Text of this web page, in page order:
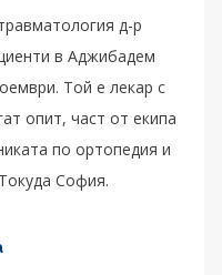
д-р
в Аджибадем
Той е лекар с
опит, част от екипа
по ортопедия и
София.